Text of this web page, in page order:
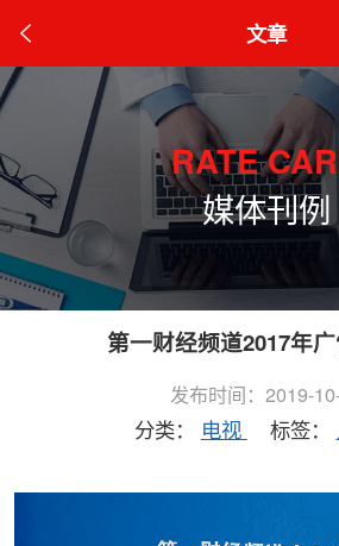
文章
RATE
媒体刊例
第一财经频道2017年
发布时间：2019-
分类： 电视 标签：